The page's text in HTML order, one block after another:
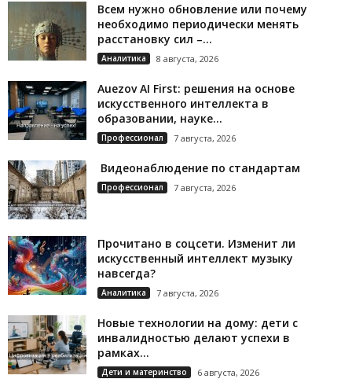
Всем нужно обновление или почему
необходимо периодически менять
расстановку сил –...
Аналитика 8 августа, 2026
Auezov AI First: решения на основе
искусственного интеллекта в
образовании, науке...
Профессионал 7 августа, 2026
Видеонаблюдение по стандартам
Профессионал 7 августа, 2026
Прочитано в соцсети. Изменит ли
искусственный интеллект музыку
навсегда?
Аналитика 7 августа, 2026
Новые технологии на дому: дети с
инвалидностью делают успехи в
рамках...
Дети и материнство 6 августа, 2026